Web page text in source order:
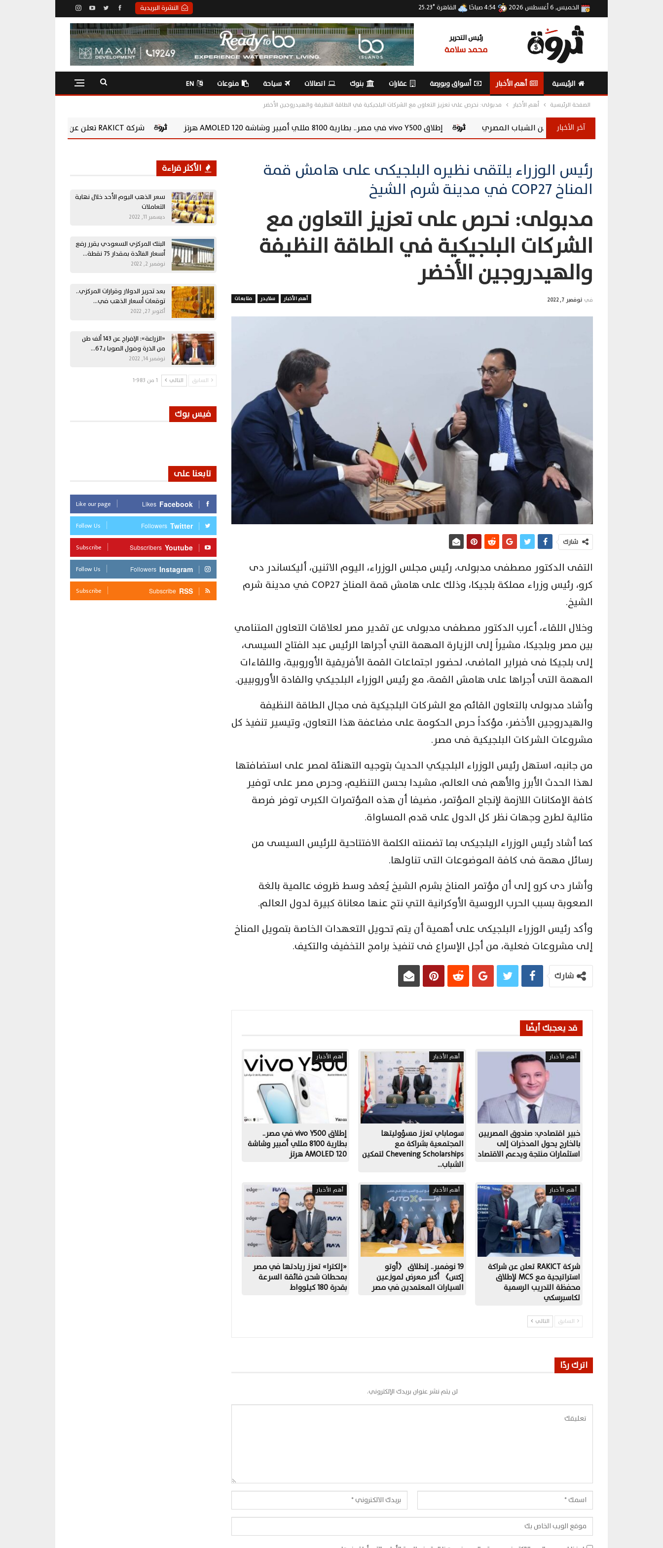
النشرة البريدية الخميس, 6 أغسطس 2026 القاهرة°
25.23
رئيس التحرير
محمد سلامة
الرئيسية أهم الأخبار أسواق وبورصة عقارات بنوك اتصالات سياحة منوعات EN
الصفحة الرئيسية أهم الأخبار مدبولى: نحرص على تعزيز التعاون مع الشركات البلجيكية في الطاقة النظيفة والهيدروجين الأخضر
آخر الأخبار إطلاق vivo Y500 في مصر.. بطارية 8100 مللي أمبير وشاشة AMOLED 120 هرتز شركة RAKICT تعلن عن شراكة استراتيجية مع MCS لإطلاق محفظة التدريب الرسمية لكاسبرسكي
رئيس الوزراء يلتقى نظيره البلجيكى على هامش قمة
المناخ COP27 في مدينة شرم الشيخ
مدبولى: نحرص على تعزيز التعاون مع
الشركات البلجيكية في الطاقة النظيفة
والهيدروجين الأخضر
أهم الأخبار سلايدر متابعات في نوفمبر 7, 2022
شارك
التقى الدكتور مصطفى مدبولى، رئيس مجلس الوزراء، اليوم الاثنين، أليكساندر دى
كرو، رئيس وزراء مملكة بلجيكا، وذلك على هامش قمة المناخ COP27 في مدينة شرم
الشيخ.
وخلال اللقاء، أعرب الدكتور مصطفى مدبولى عن تقدير مصر لعلاقات التعاون المتنامي
بين مصر وبلجيكا، مشيراً إلى الزيارة المهمة التي أجراها الرئيس عبد الفتاح السيسى،
إلى بلجيكا فى فبراير الماضى، لحضور اجتماعات القمة الأفريقية الأوروبية، واللقاءات
المهمة التى أجراها على هامش القمة، مع رئيس الوزراء البلجيكي والقادة الأوروبيين.
وأشاد مدبولى بالتعاون القائم مع الشركات البلجيكية فى مجال الطاقة النظيفة
والهيدروجين الأخضر، مؤكداً حرص الحكومة على مضاعفة هذا التعاون، وتيسير تنفيذ كل
مشروعات الشركات البلجيكية فى مصر.
من جانبه، استهل رئيس الوزراء البلجيكي الحديث بتوجيه التهنئة لمصر على استضافتها
لهذا الحدث الأبرز والأهم فى العالم، مشيدا بحسن التنظيم، وحرص مصر على توفير
كافة الإمكانات اللازمة لإنجاح المؤتمر، مضيفا أن هذه المؤتمرات الكبرى توفر فرصة
مثالية لطرح وجهات نظر كل الدول على قدم المساواة.
كما أشاد رئيس الوزراء البلجيكى بما تضمنته الكلمة الافتتاحية للرئيس السيسى من
رسائل مهمة فى كافة الموضوعات التى تناولها.
وأشار دى كرو إلى أن مؤتمر المناخ بشرم الشيخ يُعقد وسط ظروف عالمية بالغة
الصعوبة بسبب الحرب الروسية الأوكرانية التي نتج عنها معاناة كبيرة لدول العالم.
وأكد رئيس الوزراء البلجيكى على أهمية أن يتم تحويل التعهدات الخاصة بتمويل المناخ
إلى مشروعات فعلية، من أجل الإسراع فى تنفيذ برامج التخفيف والتكيف.
شارك
قد يعجبك أيضًا
أهم الأخبار
خبير اقتصادي: صندوق المصريين
بالخارج يحول المدخرات إلى
استثمارات منتجة ويدعم الاقتصاد
أهم الأخبار
سوماباي تعزز مسؤوليتها
المجتمعية بشراكة مع
Chevening Scholarships لتمكين
الشباب…
أهم الأخبار
إطلاق vivo Y500 في مصر..
بطارية 8100 مللي أمبير وشاشة
AMOLED 120 هرتز
أهم الأخبار
شركة RAKICT تعلن عن شراكة
استراتيجية مع MCS لإطلاق
محفظة التدريب الرسمية
لكاسبرسكي
أهم الأخبار
19 نوفمبر.. إنطلاق 《أوتو
إكس》 أكبر معرض لموزعين
السيارات المعتمدين في مصر
أهم الأخبار
«إلكترا» تعزز ريادتها في مصر
بمحطات شحن فائقة السرعة
بقدرة 180 كيلوواط
السابق التالي
اترك ردًا
لن يتم نشر عنوان بريدك الإلكتروني.
الأكثر قراءة
سعر الذهب اليوم الأحد خلال نهاية
التعاملات
ديسمبر 11, 2022
البنك المركزي السعودي يقرر رفع
أسعار الفائدة بمقدار 75 نقطة…
نوفمبر 2, 2022
بعد تحرير الدولار وقرارات المركزي..
توقعات أسعار الذهب في…
أكتوبر 27, 2022
«الزراعة»: الإفراج عن 143 ألف طن
من الذرة وفول الصويا بـ67…
نوفمبر 14, 2022
السابق التالي 1 من 1٬983
فيس بوك
تابعنا على
Facebook
Likes
Like our page
Twitter
Followers
Follow Us
Youtube
Subscribers
Subscribe
Instagram
Followers
Follow Us
RSS
Subscribe
Subscribe